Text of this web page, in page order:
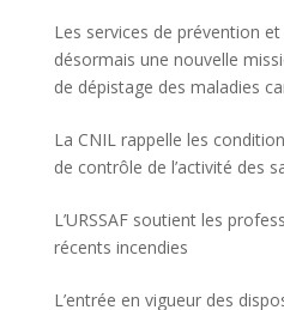
Les services de prévention
désormais une nouvelle
de dépistage des maladies
La CNIL rappelle les
de contrôle de l’activité des
L’URSSAF soutient les
récents incendies
L’entrée en vigueur des